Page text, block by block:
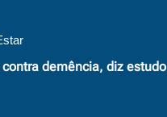
demência, diz estudo